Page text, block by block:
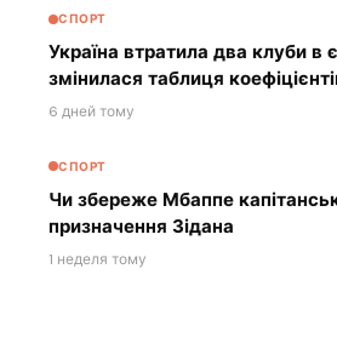
СПОРТ
Україна втратила два клуби в
змінилася таблиця
6 дней тому
СПОРТ
Чи збереже Мбаппе
призначення Зідана
1 неделя тому